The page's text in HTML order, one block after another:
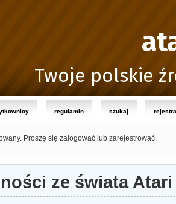
Twoje polskie
regulamin szukaj
Proszę się zalogować lub zarejestrować.
ze świata Atari